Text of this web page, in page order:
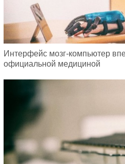
Интерфейс мозг-компьютер
официальной медициной